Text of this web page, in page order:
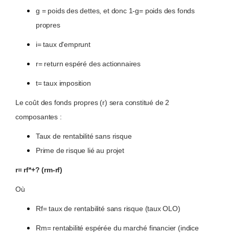
g = poids des dettes, et donc 1-g= poids des fonds
propres
i= taux d'emprunt
r= return espéré des actionnaires
t= taux imposition
Le coût des fonds propres (r) sera constitué de 2
composantes :
Taux de rentabilité sans risque
Prime de risque lié au projet
r= rf*+? (rm-rf)
Où
Rf= taux de rentabilité sans risque (taux OLO)
Rm= rentabilité espérée du marché financier (indice